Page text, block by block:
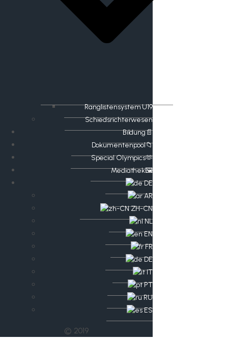
Ranglistensystem U19
Schiedsrichterwesen
Bildung📄
Dokumentenpool📁
​​Special Olympics🫶
Mediathek🖼️​
DE
AR
ZH-CN
NL
EN
FR
DE
IT
PT
RU
ES
© 2019